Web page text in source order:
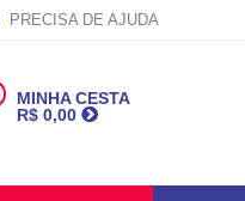
PRECISA DE AJUDA
MINHA CESTA
R$ 0,00